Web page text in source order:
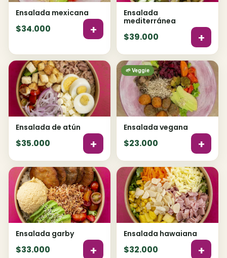
Ensalada mexicana
$34.000 +
Ensalada
mediterránea
$39.000 +
Ensalada de atún
$35.000 +
🌱 Veggie
Ensalada vegana
$23.000 +
Ensalada garby
$33.000 +
Ensalada hawaiana
$32.000 +